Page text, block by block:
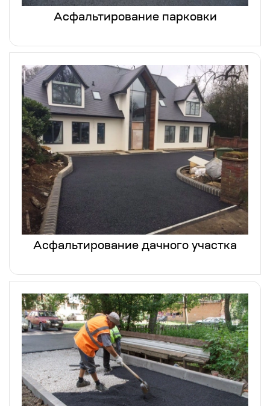
Асфальтирование парковки
Асфальтирование дачного участка